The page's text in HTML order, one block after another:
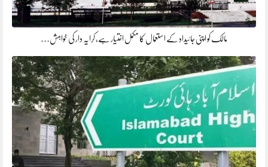
مالک کو اپنی جائیداد کے استعمال کا مکمل اختیار ہے، کرایہ دار کی خواہش…